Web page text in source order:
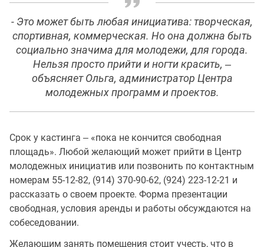
- Это может быть любая инициатива: творческая,
спортивная, коммерческая. Но она должна быть
социально значима для молодежи, для города.
Нельзя просто прийти и ногти красить, ‒
объясняет Ольга, администратор Центра
молодежных программ и проектов.
Срок у кастинга ‒ «пока не кончится свободная
площадь». Любой желающий может прийти в Центр
молодежных инициатив или позвонить по контактным
номерам 55-12-82, (914) 370-90-62, (924) 223-12-21 и
рассказать о своем проекте. Форма презентации
свободная, условия аренды и работы обсуждаются на
собеседовании.
Желающим занять помещения стоит учесть, что в